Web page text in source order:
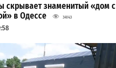
скрывает знаменитый «дом с
в Одессе
34143